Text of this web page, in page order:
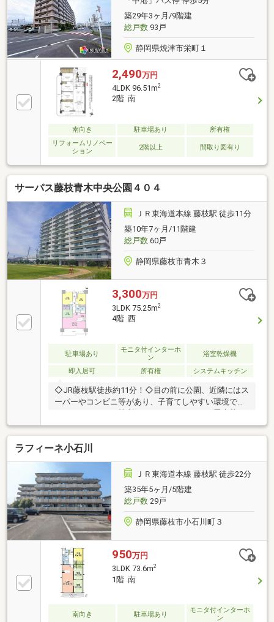
築29年3ヶ月/9階建
総戸数93戸
静岡県焼津市栄町１
2,490万円
4LDK 96.51m2
2階 南
南向き 駐車場あり
所有権
リフォームリノベー
ション
2階以上 間取り図有り
サーパス藤枝青木中央公園４０４
ＪＲ東海道本線 藤枝駅 徒歩11分
築10年7ヶ月/11階建
総戸数60戸
静岡県藤枝市青木３
3,300万円
3LDK 75.25m2
4階 西
駐車場あり
モニタ付インターホ
ン
浴室乾燥機
即入居可 所有権 システムキッチン
◇JR藤枝駅徒歩約11分！◇目の前に公園、近隣にはス
ーパーやコンビニ等があり、子育てしやすい環境で
（琉球畳）襖紙張替CF貼替（トイレ、洗面、洋間収納
2箇所）クロス貼替：壁（LDK、玄関、トイレ、洗面、
洋間2室、洋間収納2箇所、和室）クロス貼替：天井
（洗面）
ラフィーネ小石川
ＪＲ東海道本線 藤枝駅 徒歩22分
築35年5ヶ月/5階建
総戸数29戸
静岡県藤枝市小石川町３
950万円
3LDK 73.6m2
1階 南
南向き 駐車場あり
モニタ付インターホ
ン